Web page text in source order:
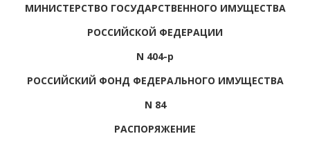
МИНИСТЕРСТВО ГОСУДАРСТВЕННОГО ИМУЩЕСТВА
РОССИЙСКОЙ ФЕДЕРАЦИИ
N 404-р
РОССИЙСКИЙ ФОНД ФЕДЕРАЛЬНОГО ИМУЩЕСТВА
N 84
РАСПОРЯЖЕНИЕ